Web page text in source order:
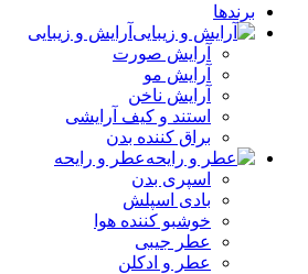
برندها
آرایش و زیبایی
آرایش صورت
آرایش مو
آرایش ناخن
استند و کیف آرایشی
براق کننده بدن
عطر و رایحه
اسپری بدن
بادی اسپلش
خوشبو کننده هوا
عطر جیبی
عطر و ادکلن